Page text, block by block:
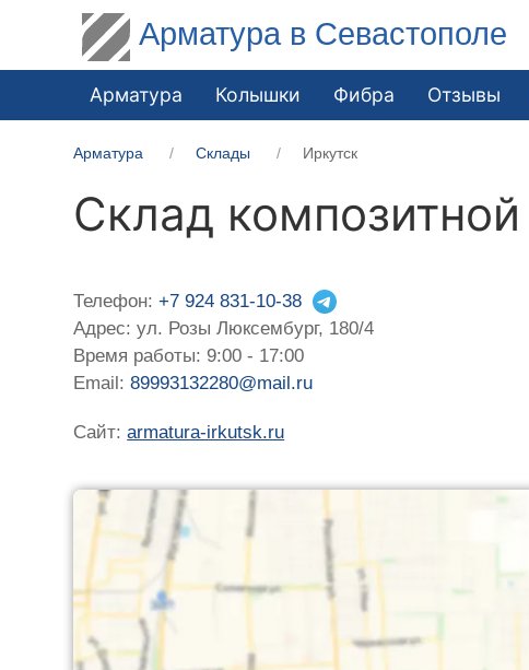
Арматура в Севастополе
Арматура Колышки Фибра Отзывы
Арматура Склады Иркутск
Склад
Телефон:+7 924 831-10-38
Адрес: ул. Розы Люксембург, 180/4
Время работы: 9:00 - 17:00
Email:89993132280@mail.ru
Сайт:armatura-irkutsk.ru